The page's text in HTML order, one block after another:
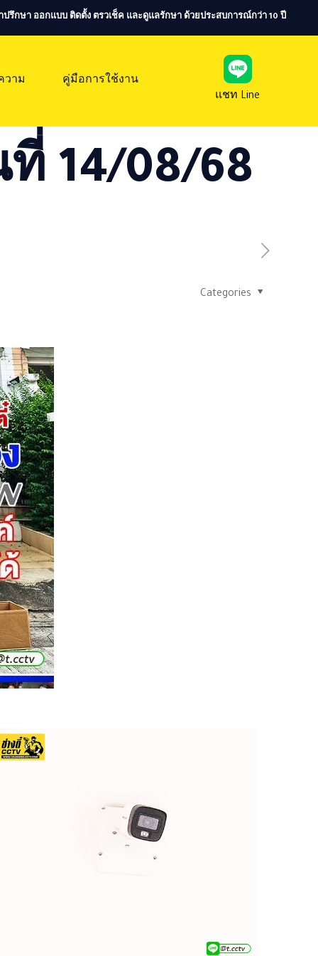
ปรึกษา ออกแบบ ติดตั้ง ตรวเช็ค และดูแลรักษา ด้วยประสบการณ์กว่า 10 ปี
วาม
คู่มือการใช้งาน
แชท Line
14/08/68
Categories